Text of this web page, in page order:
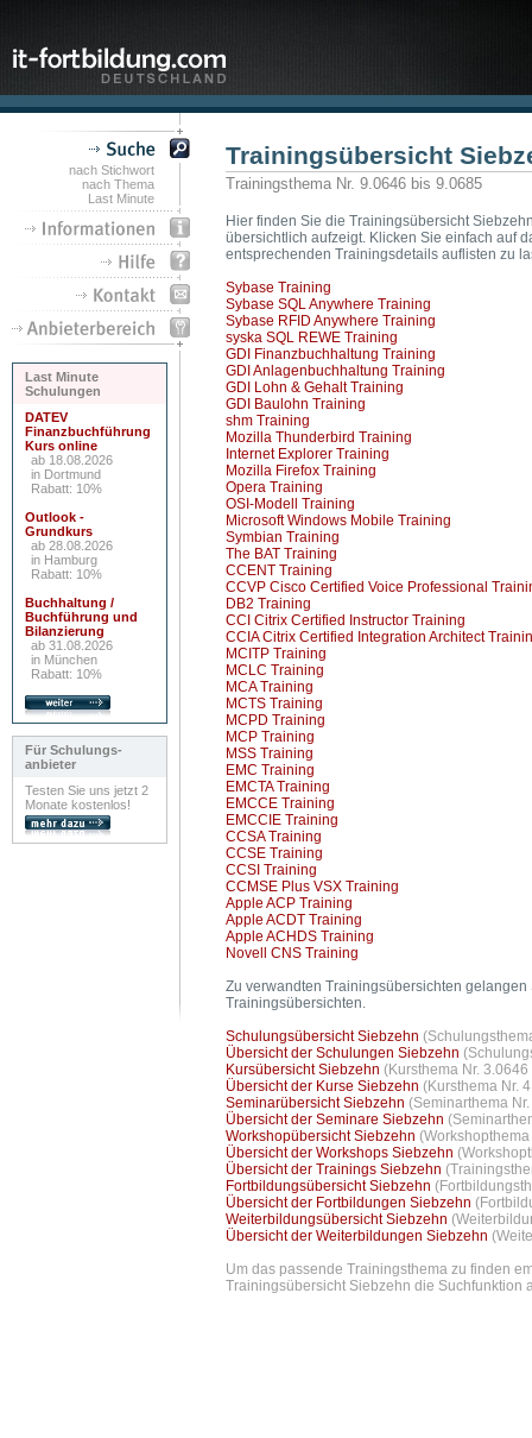
nach Stichwort
nach Thema
Last Minute
Last Minute
Schulungen
DATEV
Finanzbuchführung
Kurs online
ab 18.08.2026
in Dortmund
Rabatt: 10%
Outlook -
Grundkurs
ab 28.08.2026
in Hamburg
Rabatt: 10%
Buchhaltung /
Buchführung und
Bilanzierung
ab 31.08.2026
in München
Rabatt: 10%
Für Schulungs-
anbieter
Testen Sie uns jetzt 2
Monate kostenlos!
Trainingsübersicht
Trainingsthema Nr. 9.0646 bis 9.0685
Hier finden Sie die Trainingsübersicht
übersichtlich aufzeigt. Klicken Sie einfach auf
entsprechenden Trainingsdetails auflisten zu
Sybase Training
Sybase SQL Anywhere Training
Sybase RFID Anywhere Training
syska SQL REWE Training
GDI Finanzbuchhaltung Training
GDI Anlagenbuchhaltung Training
GDI Lohn & Gehalt Training
GDI Baulohn Training
shm Training
Mozilla Thunderbird Training
Internet Explorer Training
Mozilla Firefox Training
Opera Training
OSI-Modell Training
Microsoft Windows Mobile Training
Symbian Training
The BAT Training
CCENT Training
CCVP Cisco Certified Voice Professional
DB2 Training
CCI Citrix Certified Instructor Training
CCIA Citrix Certified Integration Architect
MCITP Training
MCLC Training
MCA Training
MCTS Training
MCPD Training
MCP Training
MSS Training
EMC Training
EMCTA Training
EMCCE Training
EMCCIE Training
CCSA Training
CCSE Training
CCSI Training
CCMSE Plus VSX Training
Apple ACP Training
Apple ACDT Training
Apple ACHDS Training
Novell CNS Training
Zu verwandten Trainingsübersichten
Trainingsübersichten.
Schulungsübersicht Siebzehn
Übersicht der Schulungen Siebzehn
Kursübersicht Siebzehn (Kursthema Nr.
Übersicht der Kurse Siebzehn (Kursthema Nr.
Seminarübersicht Siebzehn (Seminarthema
Übersicht der Seminare Siebzehn
Workshopübersicht Siebzehn
Übersicht der Workshops Siebzehn
Übersicht der Trainings Siebzehn
Fortbildungsübersicht Siebzehn
Übersicht der Fortbildungen Siebzehn
Weiterbildungsübersicht Siebzehn
Übersicht der Weiterbildungen Siebzehn
Um das passende Trainingsthema zu finden
Trainingsübersicht Siebzehn die Suchfunktion